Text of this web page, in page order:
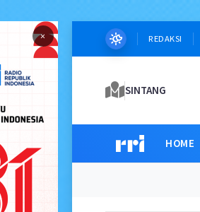
× REDAKSI
SINTANG
HOME